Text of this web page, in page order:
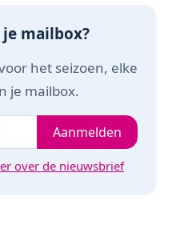
mailbox?
het seizoen, elke
je mailbox.
e-mailadresAanmelden
over de nieuwsbrief